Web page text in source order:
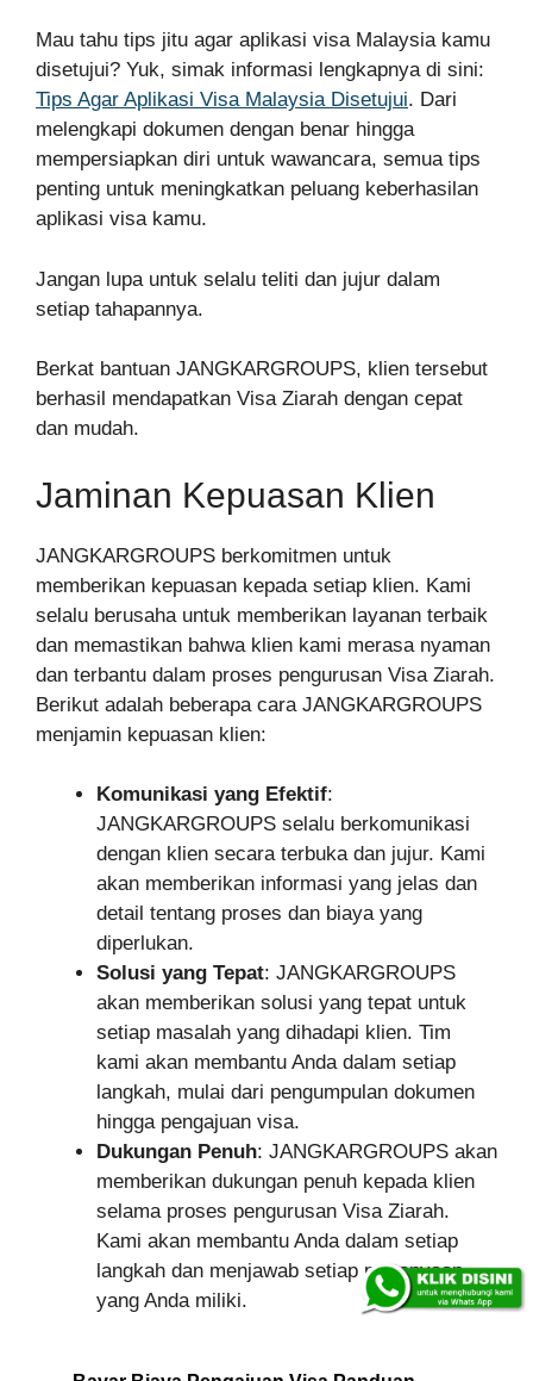
Mau tahu tips jitu agar aplikasi visa Malaysia kamu
disetujui? Yuk, simak informasi lengkapnya di sini:
Tips Agar Aplikasi Visa Malaysia Disetujui. Dari
melengkapi dokumen dengan benar hingga
mempersiapkan diri untuk wawancara, semua tips
penting untuk meningkatkan peluang keberhasilan
aplikasi visa kamu.
Jangan lupa untuk selalu teliti dan jujur dalam
setiap tahapannya.
Berkat bantuan JANGKARGROUPS, klien tersebut
berhasil mendapatkan Visa Ziarah dengan cepat
dan mudah.
Jaminan Kepuasan Klien
JANGKARGROUPS berkomitmen untuk
memberikan kepuasan kepada setiap klien. Kami
selalu berusaha untuk memberikan layanan terbaik
dan memastikan bahwa klien kami merasa nyaman
dan terbantu dalam proses pengurusan Visa Ziarah.
Berikut adalah beberapa cara JANGKARGROUPS
menjamin kepuasan klien:
Komunikasi yang Efektif:
JANGKARGROUPS selalu berkomunikasi
dengan klien secara terbuka dan jujur. Kami
akan memberikan informasi yang jelas dan
detail tentang proses dan biaya yang
diperlukan.
Solusi yang Tepat: JANGKARGROUPS
akan memberikan solusi yang tepat untuk
setiap masalah yang dihadapi klien. Tim
kami akan membantu Anda dalam setiap
langkah, mulai dari pengumpulan dokumen
hingga pengajuan visa.
Dukungan Penuh: JANGKARGROUPS akan
memberikan dukungan penuh kepada klien
selama proses pengurusan Visa Ziarah.
Kami akan membantu Anda dalam setiap
langkah dan menjawab setiap pertanyaan
yang Anda miliki.